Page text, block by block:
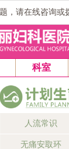
，请在线咨询或
1 2 3 4
科室
人流常识
无痛安取环